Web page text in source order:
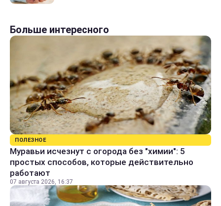
Больше интересного
ПОЛЕЗНОЕ
Муравьи исчезнут с огорода без "химии": 5
простых способов, которые действительно
работают
07 августа 2026, 16:37